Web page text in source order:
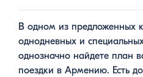
В одном из предложенных
однодневных и
однозначно найдете план
поездки в Армению. Есть